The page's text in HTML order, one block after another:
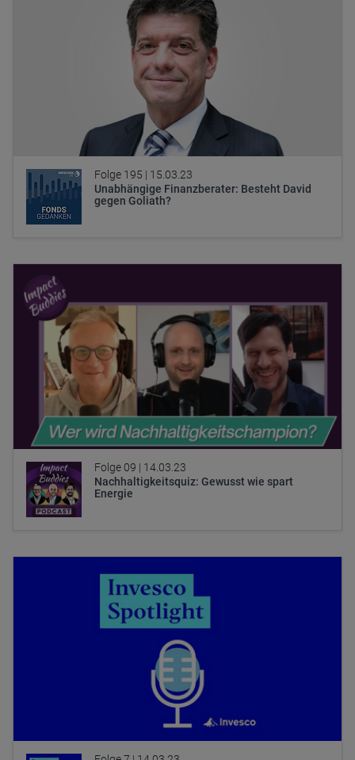
Folge 195 | 15.03.23
Unabhängige Finanzberater: Besteht David
gegen Goliath?
Folge 09 | 14.03.23
Nachhaltigkeitsquiz: Gewusst wie spart
Energie